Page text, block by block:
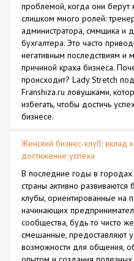
проблемой, когда они берут
слишком много ролей:
администратора, сммщика и
бухгалтера. Это часто
негативным последствиям и
причиной краха бизнеса.
происходит? Lady Stretch
Franshiza.ru ловушками,
избегать, чтобы достичь
бизнесе.
Женский бизнес-клуб: вклад
достижение успеха
В последние годы в
страны активно развиваются
клубы, ориентированные на
начинающих
сообщества, будь то чисто
смешанные, предоставляют
возможности для общения,